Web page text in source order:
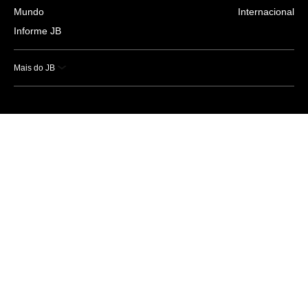
Mundo
Informe JB
Internacional
Mais do JB
Esportes